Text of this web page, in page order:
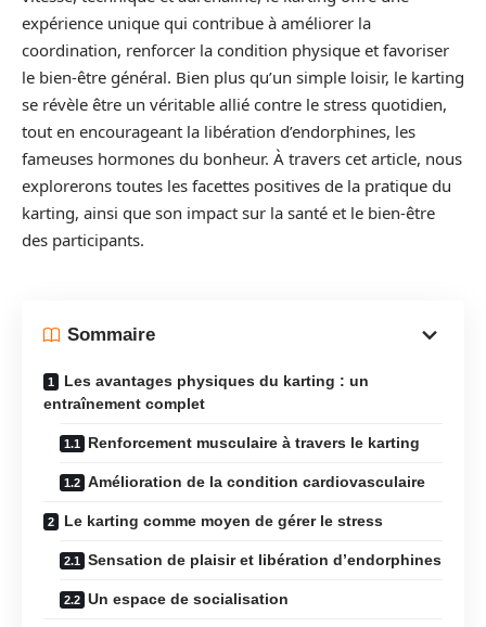
expérience unique qui contribue à améliorer la
coordination, renforcer la condition physique et favoriser
le bien-être général. Bien plus qu’un simple loisir, le karting
se révèle être un véritable allié contre le stress quotidien,
tout en encourageant la libération d’endorphines, les
fameuses hormones du bonheur. À travers cet article, nous
explorerons toutes les facettes positives de la pratique du
karting, ainsi que son impact sur la santé et le bien-être
des participants.
Sommaire
Les avantages physiques du karting : un
entraînement complet
Renforcement musculaire à travers le karting
Amélioration de la condition cardiovasculaire
Le karting comme moyen de gérer le stress
Sensation de plaisir et libération d’endorphines
Un espace de socialisation